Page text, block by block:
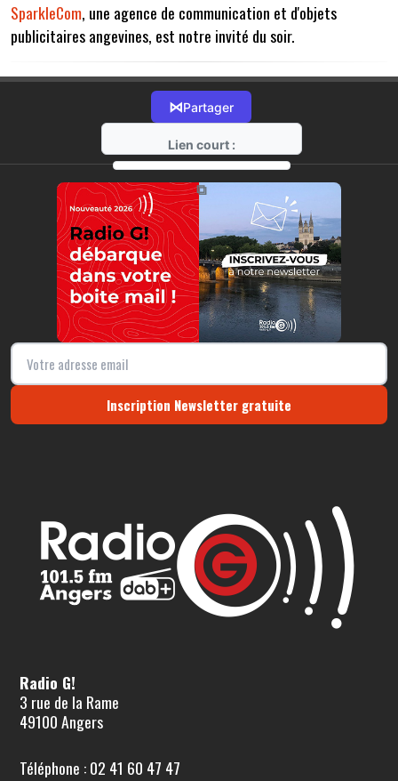
SparkleCom, une agence de communication et d'objets
publicitaires angevines, est notre invité du soir.
⋈Partager
Lien court :
https://radio-g.fr?14720
⧉
Inscription Newsletter gratuite
Radio G!
3 rue de la Rame
49100 Angers
Téléphone : 02 41 60 47 47